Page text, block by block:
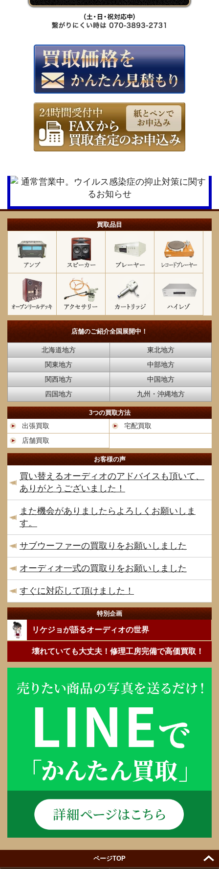
買取品目
店舗のご紹介全国展開中！
北海道地方
東北地方
関東地方
中部地方
関西地方
中国地方
四国地方
九州・沖縄地方
3つの買取方法
出張買取
宅配買取
店舗買取
お客様の声
買い替えるオーディオのアドバイスも頂いて、
ありがとうございました！
また機会がありましたらよろしくお願いしま
す。
サブウーファーの買取りをお願いしました
オーディオ一式の買取りをお願いしました
すぐに対応して頂けました！
特別企画
リケジョが語るオーディオの世界
壊れていても大丈夫！修理工房完備で高価買取！
ページTOP